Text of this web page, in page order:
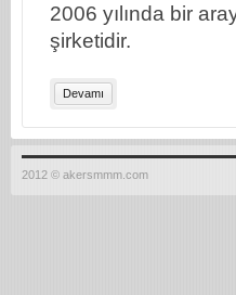
2006 yılında bir
şirketidir.
Devamı
2012 © akersmmm.com